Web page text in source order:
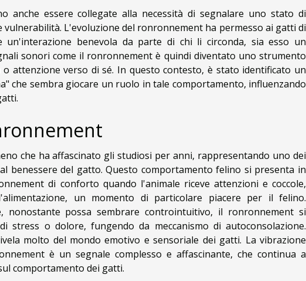
anche essere collegate alla necessità di segnalare uno stato di
L'evoluzione del ronronnement ha permesso ai gatti di
un'interazione benevola da parte di chi li circonda, sia esso un
sonori come il ronronnement è quindi diventato uno strumento
attenzione verso di sé. In questo contesto, è stato identificato un
che sembra giocare un ruolo in tale comportamento, influenzando
che ha affascinato gli studiosi per anni, rappresentando uno dei
benessere del gatto. Questo comportamento felino si presenta in
di conforto quando l'animale riceve attenzioni e coccole,
un momento di particolare piacere per il felino.
nonostante possa sembrare controintuitivo, il ronronnement si
stress o dolore, fungendo da meccanismo di autoconsolazione.
molto del mondo emotivo e sensoriale dei gatti. La vibrazione
è un segnale complesso e affascinante, che continua a
comportamento dei gatti.